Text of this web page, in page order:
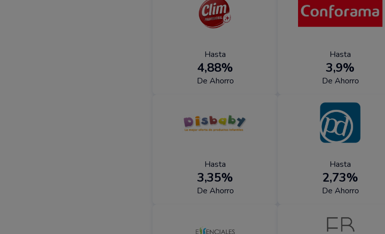
Hasta
4,88%
De Ahorro
Hasta
3,9%
De Ahorro
Hasta
3,35%
De Ahorro
Hasta
2,73%
De Ahorro